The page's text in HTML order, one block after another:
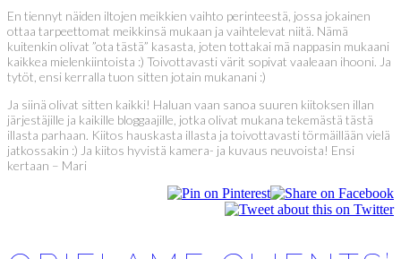
En tiennyt näiden iltojen meikkien vaihto perinteestä, jossa jokainen
ottaa tarpeettomat meikkinsä mukaan ja vaihtelevat niitä. Nämä
kuitenkin olivat ”ota tästä” kasasta, joten tottakai mä nappasin mukaani
kaikkea mielenkiintoista :) Toivottavasti värit sopivat vaaleaan ihooni. Ja
tytöt, ensi kerralla tuon sitten jotain mukanani :)
Ja siinä olivat sitten kaikki! Haluan vaan sanoa suuren kiitoksen illan
järjestäjille ja kaikille bloggaajille, jotka olivat mukana tekemästä tästä
illasta parhaan. Kiitos hauskasta illasta ja toivottavasti törmäillään vielä
jatkossakin :) Ja kiitos hyvistä kamera- ja kuvaus neuvoista! Ensi
kertaan – Mari